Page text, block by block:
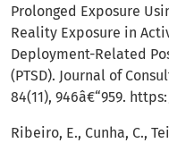
Prolonged Exposure
Reality Exposure in
Deployment-Related
(PTSD). Journal of
84(11), 946â€“959.
Ribeiro, E., Cunha, C.,